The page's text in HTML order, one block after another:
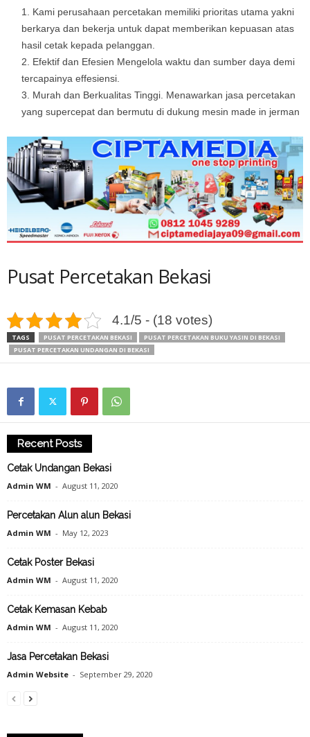
Kami perusahaan percetakan memiliki prioritas utama yakni
berkarya dan bekerja untuk dapat memberikan kepuasan atas
hasil cetak kepada pelanggan.
Efektif dan Efesien Mengelola waktu dan sumber daya demi
tercapainya effesiensi.
Murah dan Berkualitas Tinggi. Menawarkan jasa percetakan
yang supercepat dan bermutu di dukung mesin made in jerman
Pusat Percetakan Bekasi
4.1/5 - (18 votes)
TAGS PUSAT PERCETAKAN BEKASI
PUSAT PERCETAKAN BUKU YASIN DI BEKASI
PUSAT PERCETAKAN UNDANGAN DI BEKASI
Recent Posts
Cetak Undangan Bekasi
Admin WM - August 11, 2020
Percetakan Alun alun Bekasi
Admin WM - May 12, 2023
Cetak Poster Bekasi
Admin WM - August 11, 2020
Cetak Kemasan Kebab
Admin WM - August 11, 2020
Jasa Percetakan Bekasi
Admin Website - September 29, 2020